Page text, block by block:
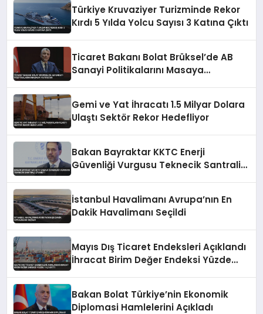
Türkiye Kruvaziyer Turizminde Rekor
Kırdı 5 Yılda Yolcu Sayısı 3 Katına Çıktı
Ticaret Bakanı Bolat Brüksel’de AB
Sanayi Politikalarını Masaya
Gemi ve Yat İhracatı 1.5 Milyar Dolara
Ulaştı Sektör Rekor Hedefliyor
Bakan Bayraktar KKTC Enerji
Güvenliği Vurgusu Teknecik Santrali
İstanbul Havalimanı Avrupa’nın En
Dakik Havalimanı Seçildi
Mayıs Dış Ticaret Endeksleri Açıklandı
İhracat Birim Değer Endeksi Yüzde
Bakan Bolat Türkiye’nin Ekonomik
Diplomasi Hamlelerini Açıkladı